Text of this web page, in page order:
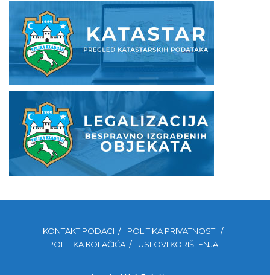
KONTAKT PODACI
POLITIKA PRIVATNOSTI
POLITIKA KOLAČIĆA
USLOVI KORIŠTENJA